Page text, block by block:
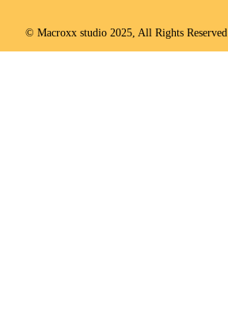
© Macroxx studio 2025, All Rights Reserved